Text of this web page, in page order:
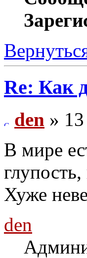
Re: Как
den »
В мире
Хуже
den